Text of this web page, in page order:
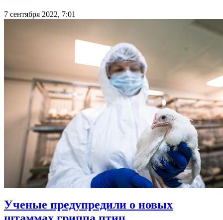
7 сентября 2022, 7:01
Ученые предупредили о новых